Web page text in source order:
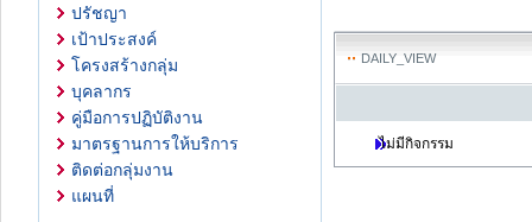
ปรัชญา
เป้าประสงค์
โครงสร้างกลุ่ม
บุคลากร
คู่มือการปฏิบัติงาน
มาตรฐานการให้บริการ
ติดต่อกลุ่มงาน
แผนที่
DAILY_VIEW
ไม่มีกิจกรรม